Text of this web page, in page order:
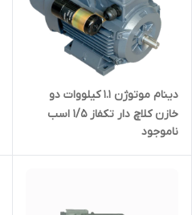
دینام موتوژن 1.1 کیلووات دو
خازن کلاچ دار تکفاز 1/5 اسب
بخار
ناموجود